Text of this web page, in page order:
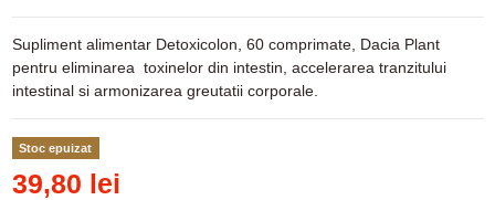
Supliment alimentar Detoxicolon, 60 comprimate, Dacia Plant
pentru eliminarea toxinelor din intestin, accelerarea tranzitului
intestinal si armonizarea greutatii corporale.
Stoc epuizat
39,80 lei